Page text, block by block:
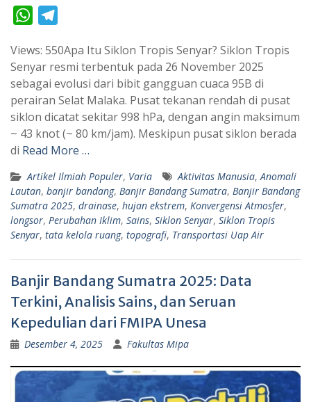
W
a
t
s
A
p
p
l
e
g
r
a
m
Views: 550Apa Itu Siklon Tropis Senyar? Siklon Tropis
Senyar resmi terbentuk pada 26 November 2025
sebagai evolusi dari bibit gangguan cuaca 95B di
perairan Selat Malaka. Pusat tekanan rendah di pusat
siklon dicatat sekitar 998 hPa, dengan angin maksimum
~ 43 knot (~ 80 km/jam). Meskipun pusat siklon berada
di Read More …
Artikel Ilmiah Populer, Varia Aktivitas Manusia,Anomali
Lautan, banjir bandang, Banjir Bandang Sumatra, Banjir Bandang
Sumatra 2025, drainase, hujan ekstrem, Konvergensi Atmosfer,
longsor, Perubahan Iklim, Sains, Siklon Senyar, Siklon Tropis
Senyar, tata kelola ruang, topografi, Transportasi Uap Air
Banjir Bandang Sumatra 2025: Data
Terkini, Analisis Sains, dan Seruan
Kepedulian dari FMIPA Unesa
Desember 4, 2025 Fakultas Mipa